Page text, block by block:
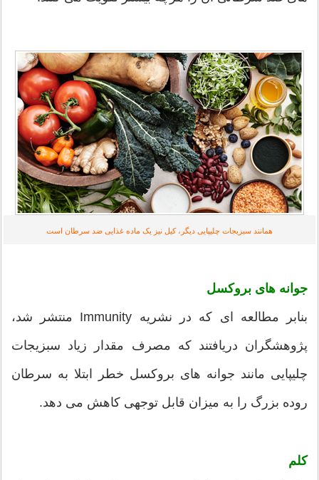
همانند سبزیجات چلیپایی دیگر، کیل نیز یک ماده غذایی ضد سرطان است
جوانه های بروکسل
بنابر مطالعه ای که در نشریه Immunity منتشر شد،
پژوهشگران دریافتند که مصرف مقدار زیاد سبزیجات
چلیپایی مانند جوانه های بروکسل خطر ابتلا به سرطان
روده بزرگ را به میزان قابل توجهی کاهش می دهد.
کلم